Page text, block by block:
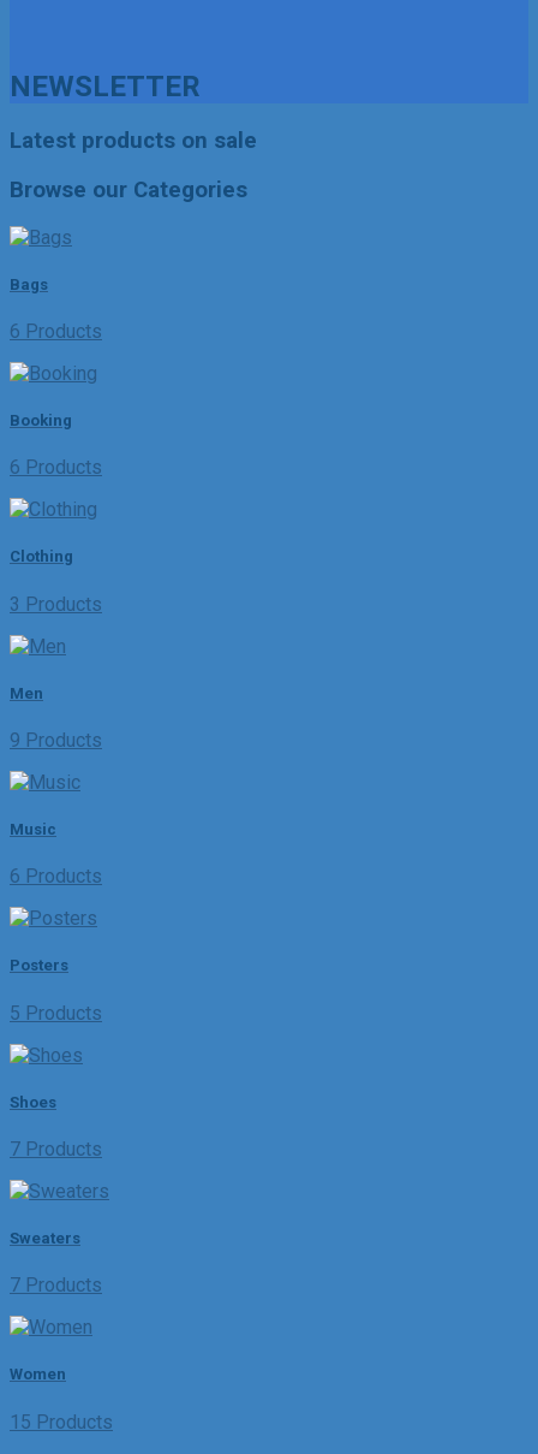
NEWSLETTER
Latest products on sale
Browse our Categories
Bags
6 Products
Booking
6 Products
Clothing
3 Products
Men
9 Products
Music
6 Products
Posters
5 Products
Shoes
7 Products
Sweaters
7 Products
Women
15 Products